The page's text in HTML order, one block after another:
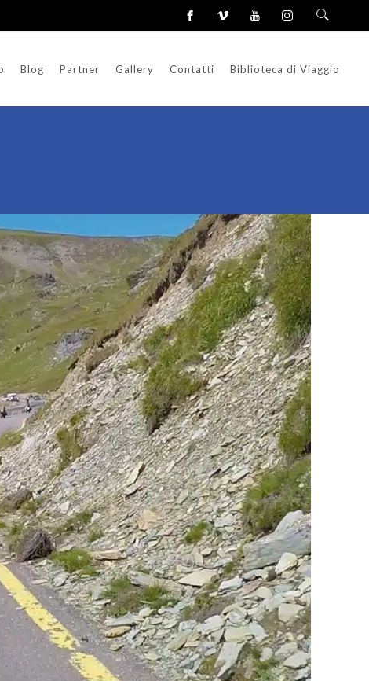
Blog Partner Gallery Contatti Biblioteca di Viaggio